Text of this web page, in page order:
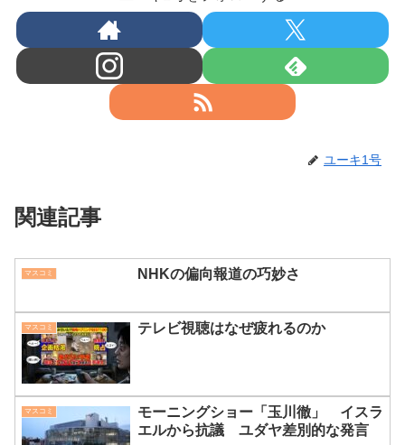
ユーキ1号
関連記事
マスコミ NHKの偏向報道の巧妙さ
マスコミ テレビ視聴はなぜ疲れるのか
マスコミ
モーニングショー「玉川徹」 イスラ
エルから抗議 ユダヤ差別的な発言